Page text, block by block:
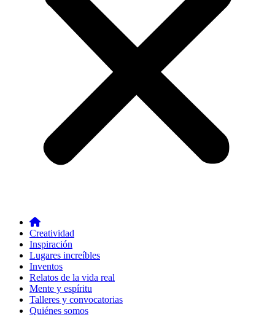
Creatividad
Inspiración
Lugares increíbles
Inventos
Relatos de la vida real
Mente y espíritu
Talleres y convocatorias
Quiénes somos